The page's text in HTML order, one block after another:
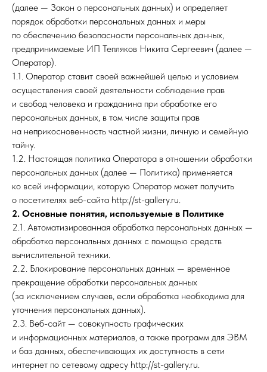
(далее — Закон о персональных данных) и определяет
порядок обработки персональных данных и меры
по обеспечению безопасности персональных данных,
предпринимаемые ИП Тепляков Никита Сергеевич (далее —
Оператор).
1.1. Оператор ставит своей важнейшей целью и условием
осуществления своей деятельности соблюдение прав
и свобод человека и гражданина при обработке его
персональных данных, в том числе защиты прав
на неприкосновенность частной жизни, личную и семейную
тайну.
1.2. Настоящая политика Оператора в отношении обработки
персональных данных (далее — Политика) применяется
ко всей информации, которую Оператор может получить
о посетителях веб-сайта http://st-gallery.ru.
2. Основные понятия, используемые в Политике
2.1. Автоматизированная обработка персональных данных —
обработка персональных данных с помощью средств
вычислительной техники.
2.2. Блокирование персональных данных — временное
прекращение обработки персональных данных
(за исключением случаев, если обработка необходима для
уточнения персональных данных).
2.3. Веб-сайт — совокупность графических
и информационных материалов, а также программ для ЭВМ
и баз данных, обеспечивающих их доступность в сети
интернет по сетевому адресу http://st-gallery.ru.